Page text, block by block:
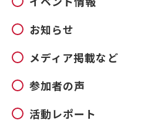
お知らせ
メディア掲載など
参加者の声
活動レポート